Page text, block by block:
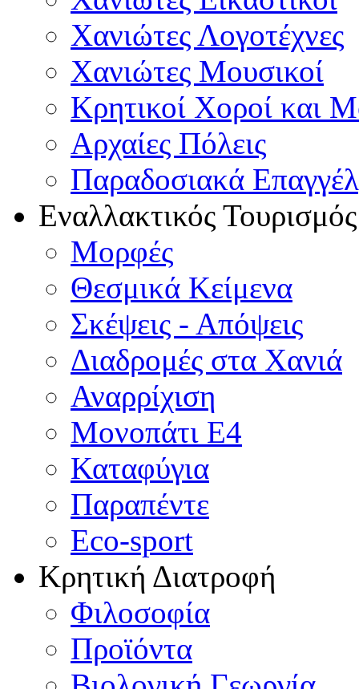
Χανιώτες Λογοτέχνες
Χανιώτες Μουσικοί
Κρητικοί Χοροί και
Αρχαίες Πόλεις
Παραδοσιακά
Εναλλακτικός Τουρισμός
Μορφές
Θεσμικά Κείμενα
Σκέψεις - Απόψεις
Διαδρομές στα Χανιά
Αναρρίχιση
Μονοπάτι Ε4
Καταφύγια
Παραπέντε
Eco-sport
Κρητική Διατροφή
Φιλοσοφία
Προϊόντα